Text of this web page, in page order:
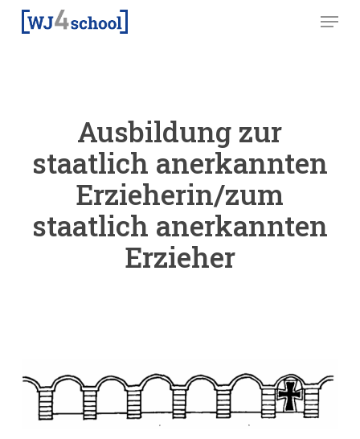
Skip
Menu
Ausbildung zur
staatlich anerkannten
Erzieherin/zum
staatlich anerkannten
Erzieher